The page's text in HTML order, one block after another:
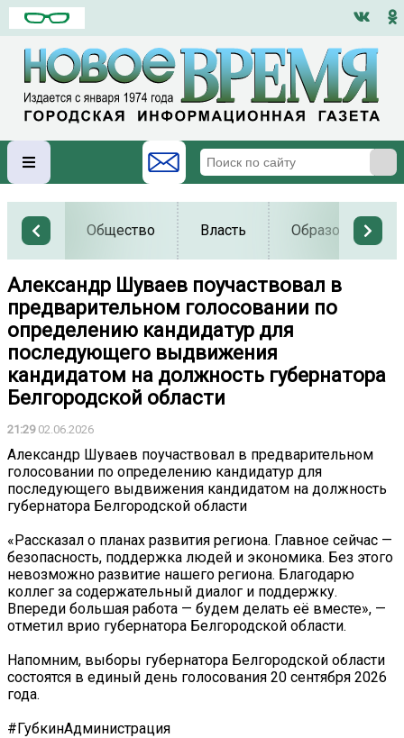
Общество Власть Образование
Александр Шуваев поучаствовал в
предварительном голосовании по
определению кандидатур для
последующего выдвижения
кандидатом на должность губернатора
Белгородской области
21:2902.06.2026
Александр Шуваев поучаствовал в предварительном
голосовании по определению кандидатур для
последующего выдвижения кандидатом на должность
губернатора Белгородской области
«Рассказал о планах развития региона. Главное сейчас —
безопасность, поддержка людей и экономика. Без этого
невозможно развитие нашего региона. Благодарю
коллег за содержательный диалог и поддержку.
Впереди большая работа — будем делать её вместе», —
отметил врио губернатора Белгородской области.
Напомним, выборы губернатора Белгородской области
состоятся в единый день голосования 20 сентября 2026
года.
#ГубкинАдминистрация